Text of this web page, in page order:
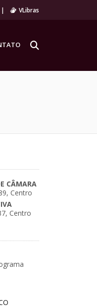
| VLibras
CÂMARA
Centro
Centro